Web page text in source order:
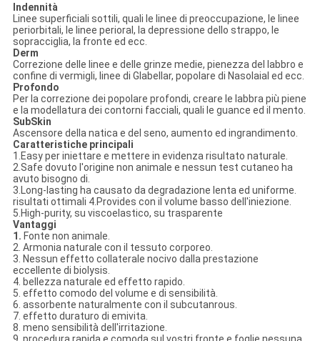
Indennità
Linee superficiali sottili, quali le linee di preoccupazione, le linee
periorbitali, le linee perioral, la depressione dello strappo, le
sopracciglia, la fronte ed ecc.
Derm
Correzione delle linee e delle grinze medie, pienezza del labbro e
confine di vermigli, linee di Glabellar, popolare di Nasolaial ed ecc.
Profondo
Per la correzione dei popolare profondi, creare le labbra più piene
e la modellatura dei contorni facciali, quali le guance ed il mento.
SubSkin
Ascensore della natica e del seno, aumento ed ingrandimento.
Caratteristiche principali
1.Easy per iniettare e mettere in evidenza risultato naturale.
2.Safe dovuto l'origine non animale e nessun test cutaneo ha
avuto bisogno di.
3.Long-lasting ha causato da degradazione lenta ed uniforme.
risultati ottimali 4.Provides con il volume basso dell'iniezione.
5.High-purity, su viscoelastico, su trasparente
Vantaggi
1. Fonte non animale.
2. Armonia naturale con il tessuto corporeo.
3. Nessun effetto collaterale nocivo dalla prestazione
eccellente di biolysis.
4. bellezza naturale ed effetto rapido.
5. effetto comodo del volume e di sensibilità.
6. assorbente naturalmente con il subcutanrous.
7. effetto duraturo di emivita.
8. meno sensibilità dell'irritazione.
9. procedura rapida e comoda sul vostri fronte e foglie nessuna